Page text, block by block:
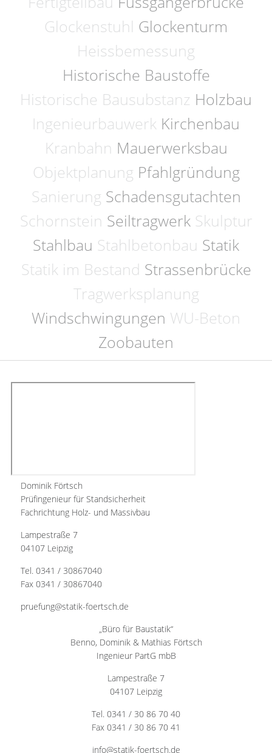
Glockenstuhl Glockenturm
Heissbemessung
Historische Baustoffe
Historische Bausubstanz Holzbau
Ingenieurbauwerk Kirchenbau
Kranbahn Mauerwerksbau
Objektplanung Pfahlgründung
Sanierung Schadensgutachten
Schornstein Seiltragwerk Skulptur
Stahlbau Stahlbetonbau Statik
Statik im Bestand Strassenbrücke
Tragwerksplanung
Windschwingungen WU-Beton
Zoobauten
Dominik Förtsch
Prüfingenieur für Standsicherheit
Fachrichtung Holz- und Massivbau
Lampestraße 7
04107 Leipzig
Tel. 0341 / 30867040
Fax 0341 / 30867040
pruefung@statik-foertsch.de
„Büro für Baustatik“
Benno, Dominik & Mathias Förtsch
Ingenieur PartG mbB
Lampestraße 7
04107 Leipzig
Tel. 0341 / 30 86 70 40
Fax 0341 / 30 86 70 41
info@statik-foertsch.de